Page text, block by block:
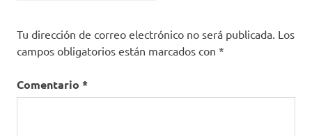
Tu dirección de correo electrónico no será publicada. Los
campos obligatorios están marcados con *
Comentario *